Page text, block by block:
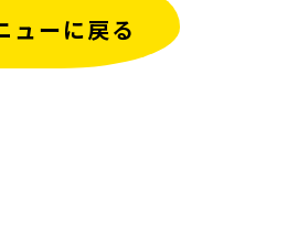
ューに戻る